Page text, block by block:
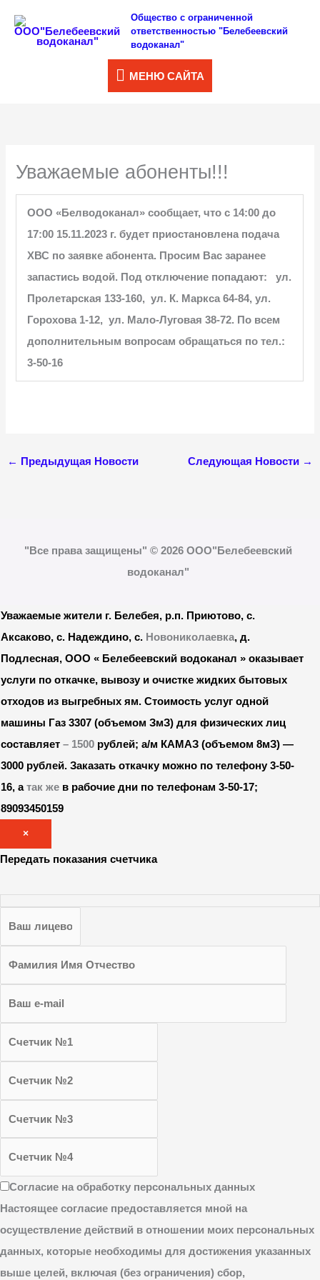
Общество с ограниченной
ответственностью "Белебеевский
водоканал"
МЕНЮ
САЙТА
МЕНЮ САЙТА
Уважаемые абоненты!!!
ООО «Белводоканал» сообщает, что с 14:00 до
17:00 15.11.2023 г. будет приостановлена подача
ХВС по заявке абонента. Просим Вас заранее
запастись водой. Под отключение попадают: ул.
Пролетарская 133-160, ул. К. Маркса 64-84, ул.
Горохова 1-12, ул. Мало-Луговая 38-72. По всем
дополнительным вопросам обращаться по тел.:
3-50-16
← Предыдущая Новости Следующая Новости →
"Все права защищены" © 2026 ООО"Белебеевский
водоканал"
Уважаемые жители г. Белебея, р.п. Приютово, с.
Аксаково, с. Надеждино, с. Новониколаевка, д.
Подлесная, ООО « Белебеевский водоканал » оказывает
услуги по откачке, вывозу и очистке жидких бытовых
отходов из выгребных ям. Стоимость услуг одной
машины Газ 3307 (объемом ЗмЗ) для физических лиц
составляет– 1500 рублей; а/м КАМАЗ (объемом 8мЗ) —
3000 рублей.Заказать откачку можно по телефону 3-50-
16, атак же в рабочие дни по телефонам 3-50-17;
89093450159
×
Передать показания счетчика
Согласие на обработку персональных данных
Настоящее согласие предоставляется мной на
осуществление действий в отношении моих персональных
данных, которые необходимы для достижения указанных
выше целей, включая (без ограничения) сбор,